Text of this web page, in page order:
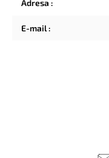
Adresa :
E-mail: